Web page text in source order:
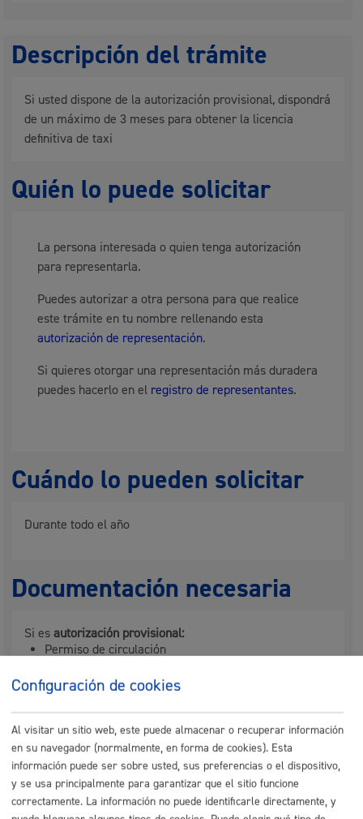
Descripción del trámite
Si usted dispone de la autorización provisional, dispondrá
de un máximo de 3 meses para obtener la licencia
definitiva de taxi
Quién lo puede solicitar
La persona interesada o quien tenga autorización
para representarla.
Puedes autorizar a otra persona para que realice
este trámite en tu nombre rellenando esta
autorización de representación.
Si quieres otorgar una representación más duradera
puedes hacerlo en el registro de representantes.
Cuándo lo pueden solicitar
Durante todo el año
Documentación necesaria
Si es autorización provisional:
Permiso de circulación
Si esautorización definitiva hay que presentarademás:
Boletín control Metrológico (Taxímetro).
Boletín de identificación taxímetro.
Tarjeta de Transporte.
Libro de reclamaciones con 2 páginas.
Libro de hoja de ruta (1ª y 2ª página).
Configuración de cookies
Al visitar un sitio web, este puede almacenar o recuperar información
en su navegador (normalmente, en forma de cookies). Esta
información puede ser sobre usted, sus preferencias o el dispositivo,
y se usa principalmente para garantizar que el sitio funcione
correctamente. La información no puede identificarle directamente, y